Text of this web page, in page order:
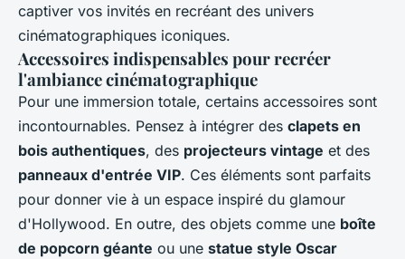
captiver vos invités en recréant des univers
cinématographiques iconiques.
Accessoires indispensables pour recréer
l'ambiance cinématographique
Pour une immersion totale, certains accessoires sont
incontournables. Pensez à intégrer des clapets en
bois authentiques, des projecteurs vintage et des
panneaux d'entrée VIP. Ces éléments sont parfaits
pour donner vie à un espace inspiré du glamour
d'Hollywood. En outre, des objets comme une boîte
de popcorn géante ou une statue style Oscar